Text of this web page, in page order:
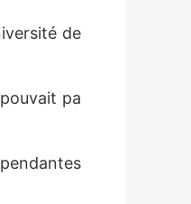
de
pa